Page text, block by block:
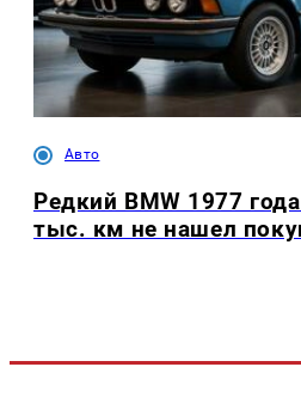
Авто
Редкий BMW 1977
тыс. км не нашел